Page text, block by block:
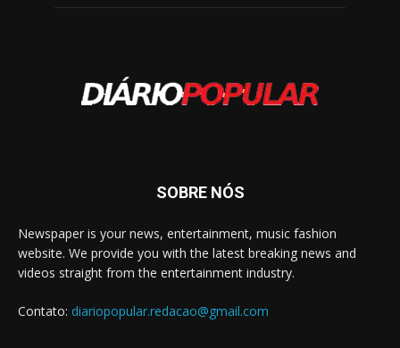
SOBRE NÓS
Newspaper is your news, entertainment, music fashion
website. We provide you with the latest breaking news and
videos straight from the entertainment industry.
Contato: diariopopular.redacao@gmail.com